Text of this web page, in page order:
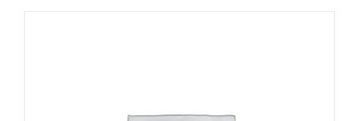
pueden